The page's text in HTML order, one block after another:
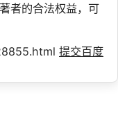
者的合法权益，可
提交百度